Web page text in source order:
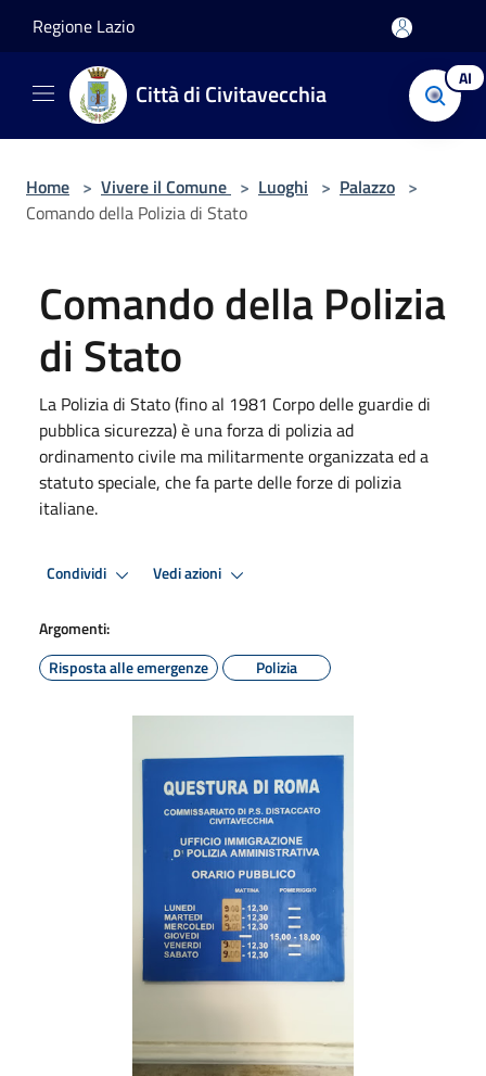
Regione Lazio
Città di Civitavecchia AI
Home > Vivere il Comune > Luoghi > Palazzo >
Comando della Polizia di Stato
Comando della Polizia
di Stato
La Polizia di Stato (fino al 1981 Corpo delle guardie di
pubblica sicurezza) è una forza di polizia ad
ordinamento civile ma militarmente organizzata ed a
statuto speciale, che fa parte delle forze di polizia
italiane.
Condividi Vedi azioni
Argomenti:
Risposta alle emergenze
Polizia